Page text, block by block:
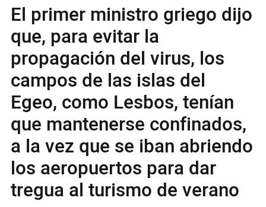
El primer ministro griego dijo
que, para evitar la
propagación del virus, los
campos de las islas del
Egeo, como Lesbos, tenían
que mantenerse confinados,
a la vez que se iban abriendo
los aeropuertos para dar
tregua al turismo de verano